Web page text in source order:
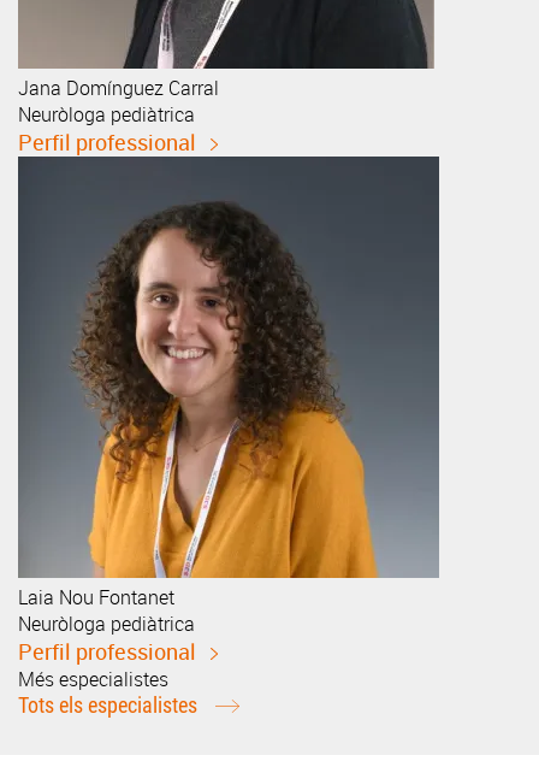
Jana Domínguez Carral
Neuròloga pediàtrica
Perfil professional
Laia Nou Fontanet
Neuròloga pediàtrica
Perfil professional
Més especialistes
Tots els especialistes